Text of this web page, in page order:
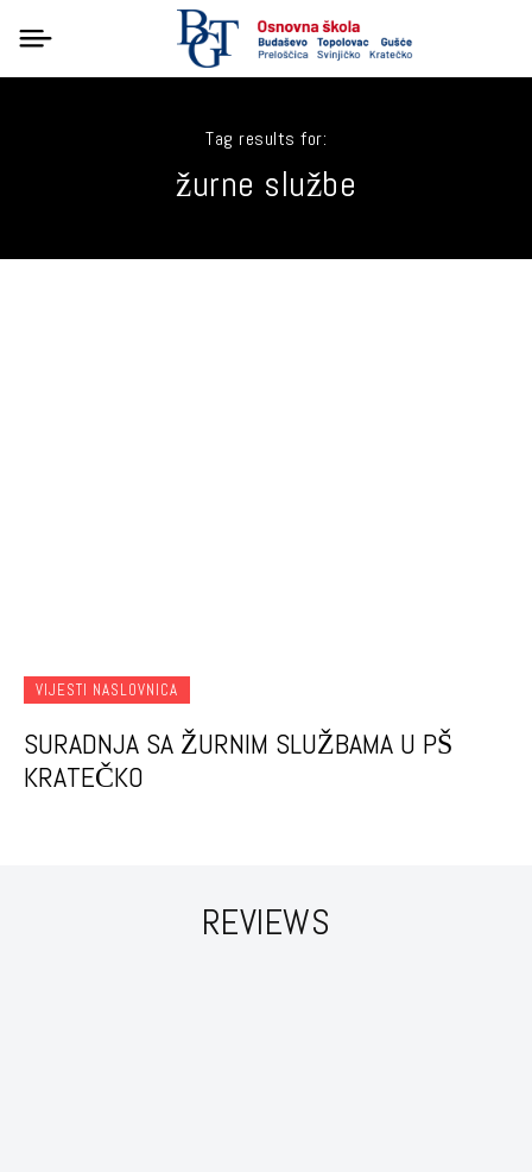
Tag results for:
žurne službe
VIJESTI NASLOVNICA
SURADNJA SA ŽURNIM SLUŽBAMA U PŠ
KRATEČKO
REVIEWS